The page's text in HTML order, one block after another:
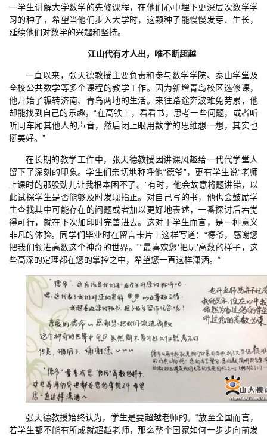
一学生讲解大学数学的先修课程，在他们心中埋下更深层次数学学
习的种子，希望当他们步入大学时，这颗种子能慢慢发芽、生长，
延续他们对数学的兴趣和坚持。
江山代有才人出，唯不断超越
一直以来，张天德教授主要负责和参与数学学院、泰山学堂及
全校公共数学等多个课程的教学工作。因为新增青岛校区选修课，
他开始了辗转济南、青岛两地的生活。来往路途奔波难免劳累，他
却能找到自己的乐趣，“在高铁上，看看书，思考一些问题，或者听
听同车厢其他人的声音，然后闭上眼用数学的思维想一想，其实也
挺美好。”
在长期的教学工作中，张天德教授因讲课风趣给一代代学堂人
留下了深刻的印象。学生们亲切地称呼他“德爷”，更有学生说“老师
上课时的那股劲儿让我根本困不了。”有时，他会故意将题讲错，以
此试探学生是否能够及时发现指正。对自己写的书，他也会鼓励学
生查找其中可能存在的问题或者加以更好地表述，一番探讨后若觉
得可行，就在下次加印时完善进去。这对于学生而言，是一种意义
非凡的体验。同学们毕业时在留言卡片上这样写道：“德爷，感谢您
把我们领进高数这个神奇的世界。”“最喜欢您‘把玩’高数的样子，这
些高深的定理都在您的掌控之中，希望您一直这样潇洒。”
张天德教授始终认为，学生是要超越老师的。“放至全国而言，
若学生都不能有所成就超越老师，那么整个国家如何一步步向前发